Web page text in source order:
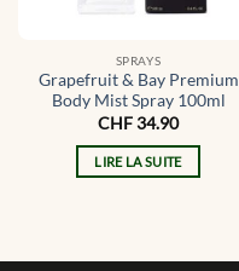
SPRAYS
Grapefruit & Bay Premium
Body Mist Spray 100ml
CHF34.90
LIRE LA SUITE